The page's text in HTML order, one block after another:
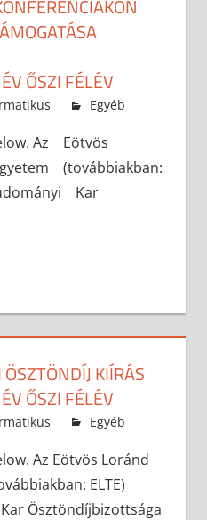
ŐSZI FÉLÉV
Egyéb
Az Eötvös
(továbbiakban:
Kar
KIÍRÁS
ŐSZI FÉLÉV
Egyéb
Az Eötvös Loránd
ELTE)
Ösztöndíjbizottsága